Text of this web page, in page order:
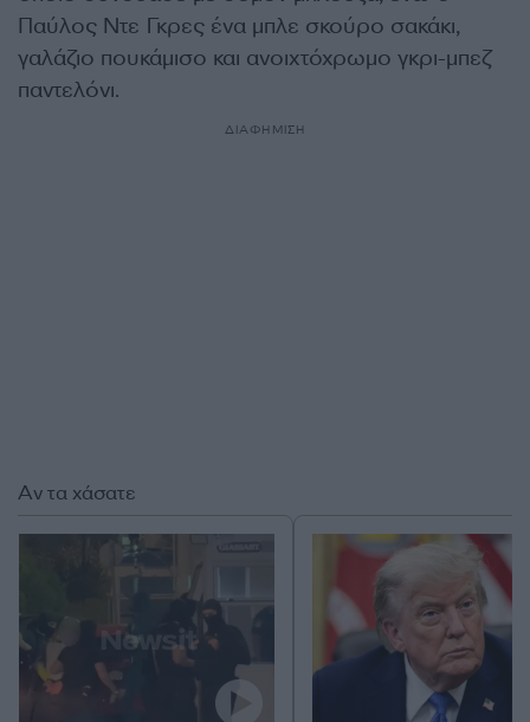
Παύλος Ντε Γκρες ένα μπλε σκούρο σακάκι,
γαλάζιο πουκάμισο και ανοιχτόχρωμο γκρι-μπεζ
παντελόνι.
ΔΙΑΦΗΜΙΣΗ
Αν τα χάσατε